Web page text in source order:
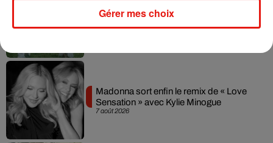
7 août 2026
Julien Lieb s’essaye à la vie de chatelain
7 août 2026
Madonna sort enfin le remix de « Love
Sensation » avec Kylie Minogue
Gérer mes choix